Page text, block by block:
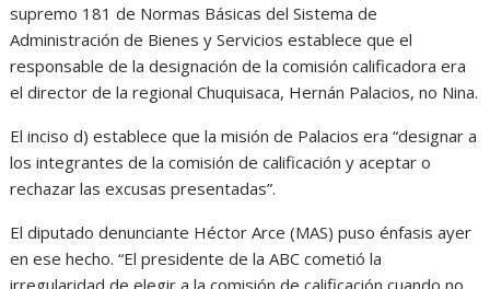
supremo 181 de Normas Básicas del Sistema de
Administración de Bienes y Servicios establece que el
responsable de la designación de la comisión calificadora era
el director de la regional Chuquisaca, Hernán Palacios, no Nina.
El inciso d) establece que la misión de Palacios era “designar a
los integrantes de la comisión de calificación y aceptar o
rechazar las excusas presentadas”.
El diputado denunciante Héctor Arce (MAS) puso énfasis ayer
en ese hecho. “El presidente de la ABC cometió la